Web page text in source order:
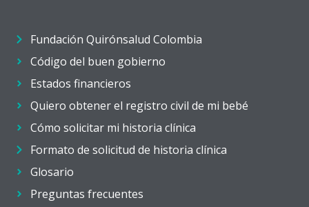
Fundación Quirónsalud Colombia
Código del buen gobierno
Estados financieros
Quiero obtener el registro civil de mi bebé
Cómo solicitar mi historia clínica
Formato de solicitud de historia clínica
Glosario
Preguntas frecuentes